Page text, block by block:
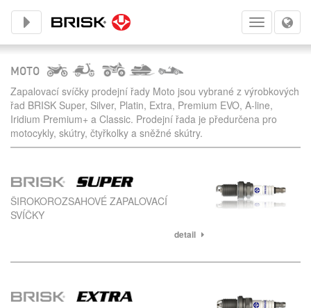
Toggle subnavigation
Toggle
navigation
MOTO
Zapalovací svíčky prodejní řady Moto jsou vybrané z výrobkových
řad BRISK Super, Silver, Platin, Extra, Premium EVO, A-line,
Iridium Premium+ a Classic. Prodejní řada je předurčena pro
motocykly, skútry, čtyřkolky a sněžné skútry.
ŠIROKOROZSAHOVÉ ZAPALOVACÍ
SVÍČKY
detail